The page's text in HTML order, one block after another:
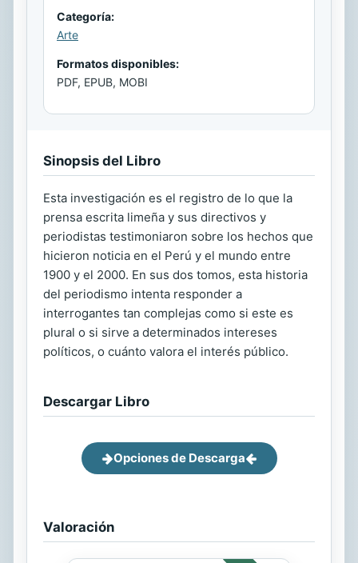
Categoría:
Arte
Formatos disponibles:
PDF, EPUB, MOBI
Sinopsis del Libro
Esta investigación es el registro de lo que la
prensa escrita limeña y sus directivos y
periodistas testimoniaron sobre los hechos que
hicieron noticia en el Perú y el mundo entre
1900 y el 2000. En sus dos tomos, esta historia
del periodismo intenta responder a
interrogantes tan complejas como si este es
plural o si sirve a determinados intereses
políticos, o cuánto valora el interés público.
Descargar Libro
Opciones de Descarga
Valoración